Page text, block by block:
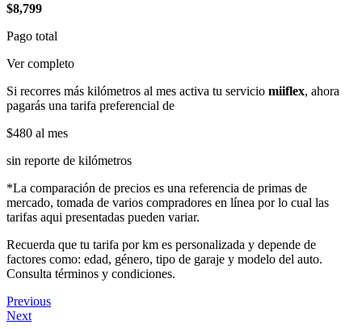
$8,799
Pago total
Ver completo
Si recorres más kilómetros al mes activa tu servicio miiflex, ahora
pagarás una tarifa preferencial de
$480 al mes
sin reporte de kilómetros
*La comparación de precios es una referencia de primas de
mercado, tomada de varios compradores en línea por lo cual las
tarifas aqui presentadas pueden variar.
Recuerda que tu tarifa por km es personalizada y depende de
factores como: edad, género, tipo de garaje y modelo del auto.
Consulta términos y condiciones.
Previous
Next